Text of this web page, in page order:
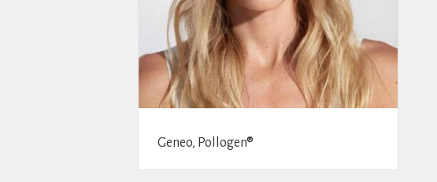
Geneo, Pollogen®